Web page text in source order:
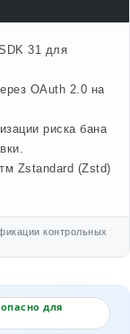
31 для
OAuth 2.0 на
риска бана
Zstandard (Zstd)
контрольных
для